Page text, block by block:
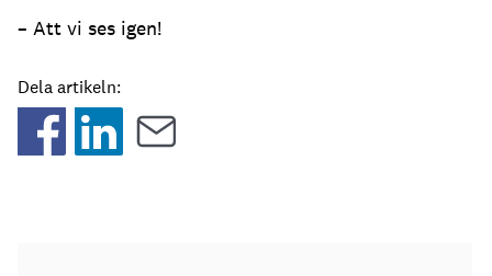
– Att vi ses igen!
Dela artikeln: